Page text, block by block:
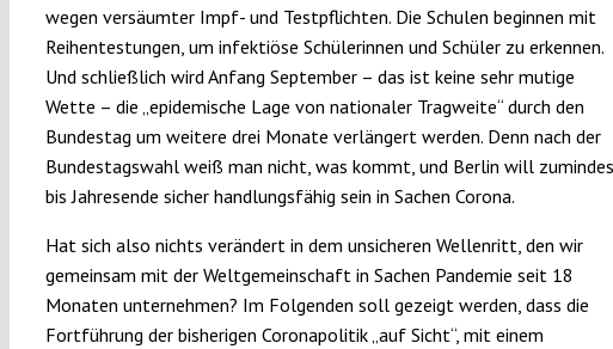
wegen versäumter Impf- und Testpflichten. Die Schulen beginnen mit
Reihentestungen, um infektiöse Schülerinnen und Schüler zu erkennen.
Und schließlich wird Anfang September – das ist keine sehr mutige
Wette – die „epidemische Lage von nationaler Tragweite“ durch den
Bundestag um weitere drei Monate verlängert werden. Denn nach der
Bundestagswahl weiß man nicht, was kommt, und Berlin will
bis Jahresende sicher handlungsfähig sein in Sachen Corona.
Hat sich also nichts verändert in dem unsicheren Wellenritt, den wir
gemeinsam mit der Weltgemeinschaft in Sachen Pandemie seit 18
Monaten unternehmen? Im Folgenden soll gezeigt werden, dass die
Fortführung der bisherigen Coronapolitik „auf Sicht“, mit einem